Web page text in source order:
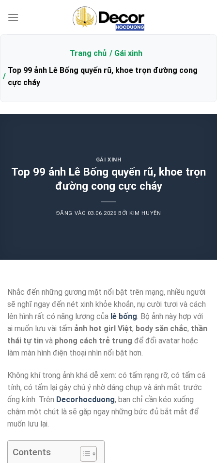
qua
Trang chủ
Gái xinh
Top 99 ảnh Lê Bống quyến rũ, khoe trọn đường cong
cực cháy
GÁI XINH
Top 99 ảnh Lê Bống quyến rũ, khoe trọn
đường cong cực cháy
ĐĂNG VÀO 03.06.2026 BỞI KIM HUYÊN
Nhắc đến những gương mặt nổi bật trên mạng, nhiều người
sẽ nghĩ ngay đến nét xinh khỏe khoắn, nụ cười tươi và cách
lên hình rất có năng lượng của lê bống. Bộ ảnh này hợp với
ai muốn lưu vài tấm ảnh hot girl Việt, body săn chắc, thần
thái tự tin và phong cách trẻ trung để đổi avatar hoặc
làm màn hình điện thoại nhìn nổi bật hơn.
Không khí trong ảnh khá dễ xem: có tấm rạng rỡ, có tấm cá
tính, có tấm lại gây chú ý nhờ dáng chụp và ánh mắt trước
ống kính. Trên Decorhocduong, bạn chỉ cần kéo xuống
chậm một chút là sẽ gặp ngay những bức đủ bắt mắt để
muốn lưu lại.
Contents